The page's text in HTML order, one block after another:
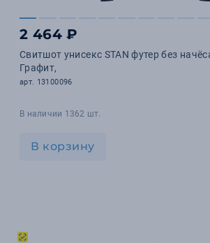
2 464 ₽
Свитшот унисекс STAN футер без
Графит,
арт. 13100096
В наличии 1362 шт.
В корзину